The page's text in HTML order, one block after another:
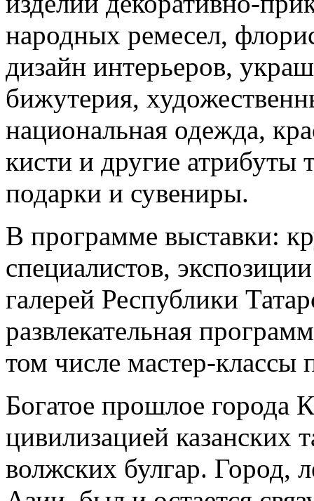
народных ремесел,
дизайн интерьеров,
бижутерия,
национальная одежда,
кисти и другие атрибуты
подарки и сувениры.
В программе выставки:
специалистов,
галерей Республики
развлекательная
том числе мастер-классы
Богатое прошлое города
цивилизацией казанских
волжских булгар. Город,